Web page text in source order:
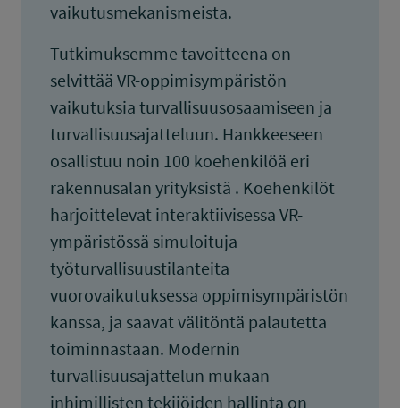
vaikutusmekanismeista.
Tutkimuksemme tavoitteena on
selvittää VR-oppimisympäristön
vaikutuksia turvallisuusosaamiseen ja
turvallisuusajatteluun. Hankkeeseen
osallistuu noin 100 koehenkilöä eri
rakennusalan yrityksistä . Koehenkilöt
harjoittelevat interaktiivisessa VR-
ympäristössä simuloituja
työturvallisuustilanteita
vuorovaikutuksessa oppimisympäristön
kanssa, ja saavat välitöntä palautetta
toiminnastaan. Modernin
turvallisuusajattelun mukaan
inhimillisten tekijöiden hallinta on